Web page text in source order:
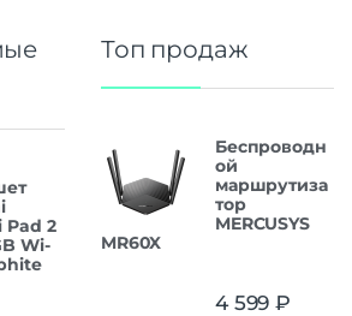
Pad 2
Wi-
Топ продаж
Беспроводн
ой
маршрутиза
тор
MERCUSYS
MR60X
4 599 ₽